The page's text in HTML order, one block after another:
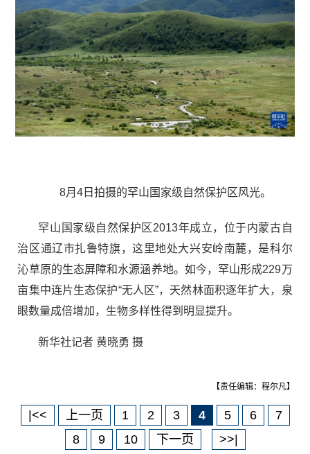
8月4日拍摄的罕山国家级自然保护区风光。
罕山国家级自然保护区2013年成立，位于内蒙古自
治区通辽市扎鲁特旗，这里地处大兴安岭南麓，是科尔
沁草原的生态屏障和水源涵养地。如今，罕山形成229万
亩集中连片生态保护“无人区”，天然林面积逐年扩大，泉
眼数量成倍增加，生物多样性得到明显提升。
新华社记者 黄晓勇 摄
【责任编辑：程尔凡】
|<< 上一页 1 2 3 4 5 6
7
8
9 10 下一页 >>|